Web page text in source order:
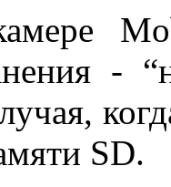
-
SD.